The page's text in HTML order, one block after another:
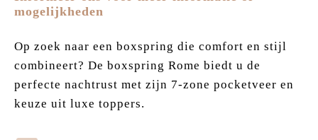
mogelijkheden
Op zoek naar een boxspring die comfort en stijl
combineert? De boxspring Rome biedt u de
perfecte nachtrust met zijn 7-zone pocketveer en
keuze uit luxe toppers.